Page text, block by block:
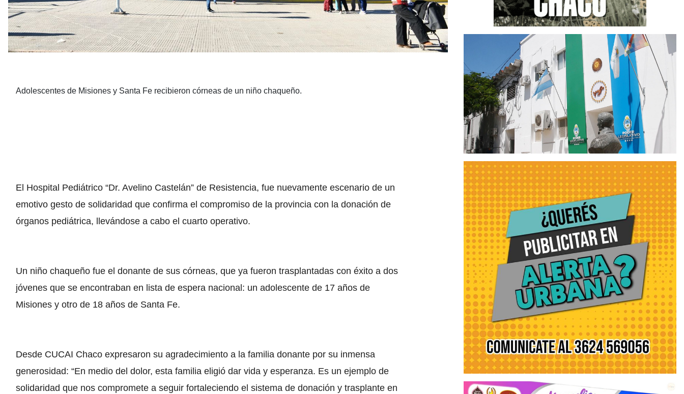
Adolescentes de Misiones y Santa Fe recibieron córneas de un niño chaqueño.
El Hospital Pediátrico “Dr. Avelino Castelán” de Resistencia, fue nuevamente escenario de un
emotivo gesto de solidaridad que confirma el compromiso de la provincia con la donación de
órganos pediátrica, llevándose a cabo el cuarto operativo.
Un niño chaqueño fue el donante de sus córneas, que ya fueron trasplantadas con éxito a dos
jóvenes que se encontraban en lista de espera nacional: un adolescente de 17 años de
Misiones y otro de 18 años de Santa Fe.
Desde CUCAI Chaco expresaron su agradecimiento a la familia donante por su inmensa
generosidad: “En medio del dolor, esta familia eligió dar vida y esperanza. Es un ejemplo de
solidaridad que nos compromete a seguir fortaleciendo el sistema de donación y trasplante en